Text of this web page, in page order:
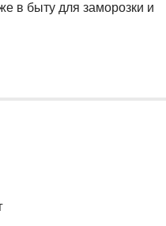
в быту для заморозки и